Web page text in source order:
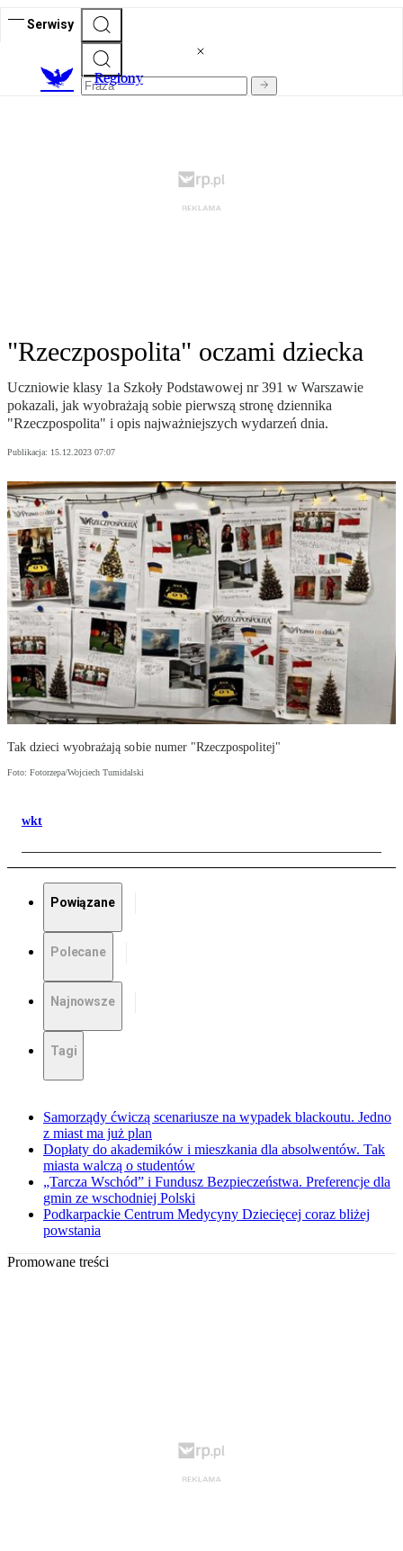
Serwisy
Regiony
"Rzeczpospolita" oczami dziecka
Uczniowie klasy 1a Szkoły Podstawowej nr 391 w Warszawie
pokazali, jak wyobrażają sobie pierwszą stronę dziennika
"Rzeczpospolita" i opis najważniejszych wydarzeń dnia.
Publikacja: 15.12.2023 07:07
Tak dzieci wyobrażają sobie numer "Rzeczpospolitej"
Foto: Fotorzepa/Wojciech Tumidalski
wkt
Powiązane
Polecane
Najnowsze
Tagi
Samorządy ćwiczą scenariusze na wypadek blackoutu. Jedno
z miast ma już plan
Dopłaty do akademików i mieszkania dla absolwentów. Tak
miasta walczą o studentów
„Tarcza Wschód” i Fundusz Bezpieczeństwa. Preferencje dla
gmin ze wschodniej Polski
Podkarpackie Centrum Medycyny Dziecięcej coraz bliżej
powstania
Promowane treści